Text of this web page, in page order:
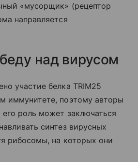
«мусорщик» (рецептор
направляется
над вирусом
участие белка TRIM25
иммунитете, поэтому авторы
его роль может заключаться
синтез вирусных
рибосомы, на которых они